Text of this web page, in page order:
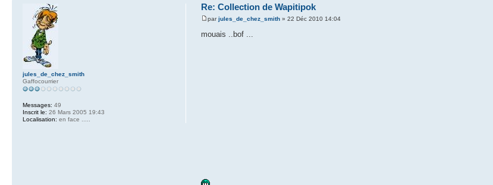
Re: Collection de Wapitipok
parjules_de_chez_smith » 22 Déc 2010 14:04
mouais ..bof ...
jules_de_chez_smith
Gaffocourrier
Messages: 49
Inscrit le: 26 Mars 2005 19:43
Localisation: en face .....